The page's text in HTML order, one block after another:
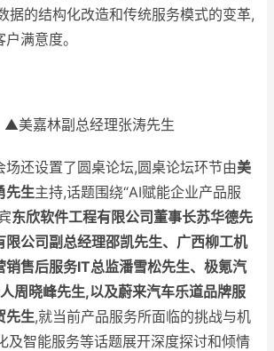
据的结构化改造和传统服务模式的变革,
满意度。
▲美嘉林副总经理张涛先生
场还设置了圆桌论坛,圆桌论坛环节由美
先生主持,话题围绕“AI赋能企业产品服
东欣软件工程有限公司董事长苏华德先
限公司副总经理邵凯先生、广西柳工机
销售后服务IT总监潘雪松先生、极氪汽
周晓峰先生,以及蔚来汽车乐道品牌服
先生,就当前产品服务所面临的挑战与机
及智能服务等话题展开深度探讨和倾情